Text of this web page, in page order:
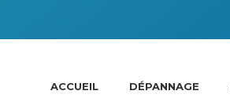
ACCUEIL DÉPANNAGE